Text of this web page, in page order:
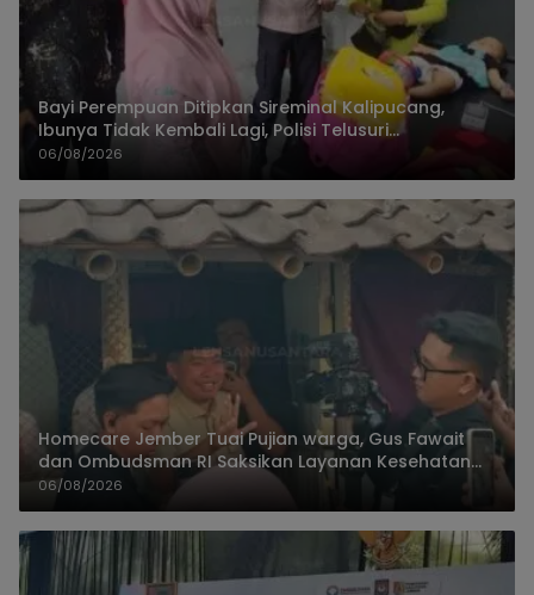
Bayi Perempuan Ditipkan Sireminal Kalipucang,
Ibunya Tidak Kembali Lagi, Polisi Telusuri
Keberadaan Orang Tua
06/08/2026
Homecare Jember Tuai Pujian warga, Gus Fawait
dan Ombudsman RI Saksikan Layanan Kesehatan
Rumah Pasien
06/08/2026